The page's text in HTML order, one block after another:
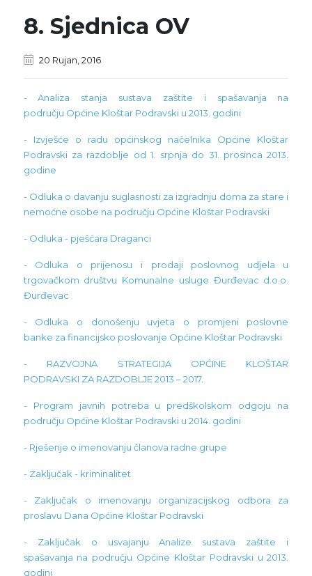
8. Sjednica OV
20 Rujan, 2016
- Analiza stanja sustava zaštite i spašavanja na
području Općine Kloštar Podravski u 2013. godini
- Izvješće o radu općinskog načelnika Općine Kloštar
Podravski za razdoblje od 1. srpnja do 31. prosinca 2013.
godine
- Odluka o davanju suglasnosti za izgradnju doma za stare i
nemoćne osobe na području Općine Kloštar Podravski
- Odluka - pješćara Draganci
- Odluka o prijenosu i prodaji poslovnog udjela u
trgovačkom društvu Komunalne usluge Đurđevac d.o.o.
Đurđevac
- Odluka o donošenju uvjeta o promjeni poslovne
banke za financijsko poslovanje Općine Kloštar Podravski
- RAZVOJNA STRATEGIJA OPĆINE KLOŠTAR
PODRAVSKI ZA RAZDOBLJE 2013 – 2017.
- Program javnih potreba u predškolskom odgoju na
području Općine Kloštar Podravski u 2014. godini
- Rješenje o imenovanju članova radne grupe
- Zaključak - kriminalitet
- Zaključak o imenovanju organizacijskog odbora za
proslavu Dana Općine Kloštar Podravski
- Zaključak o usvajanju Analize sustava zaštite i
spašavanja na području Općine Kloštar Podravski u 2013.
godini